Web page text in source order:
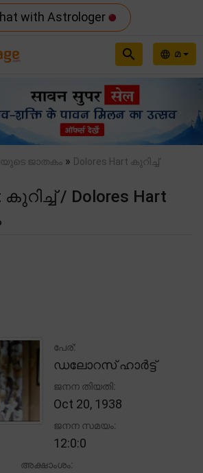
with Astrologer
language മ
search
ജാതകം » Dolores Hart കുറിച്ച്
കുറിച്ച് / Dolores Hart
പേര്:
ഡലോറസ് ഹാർട്ട്
ജനന തിയതി:
Oct 20, 1938
ജനന സമയം:
12:0:0
അക്ഷാംശം: